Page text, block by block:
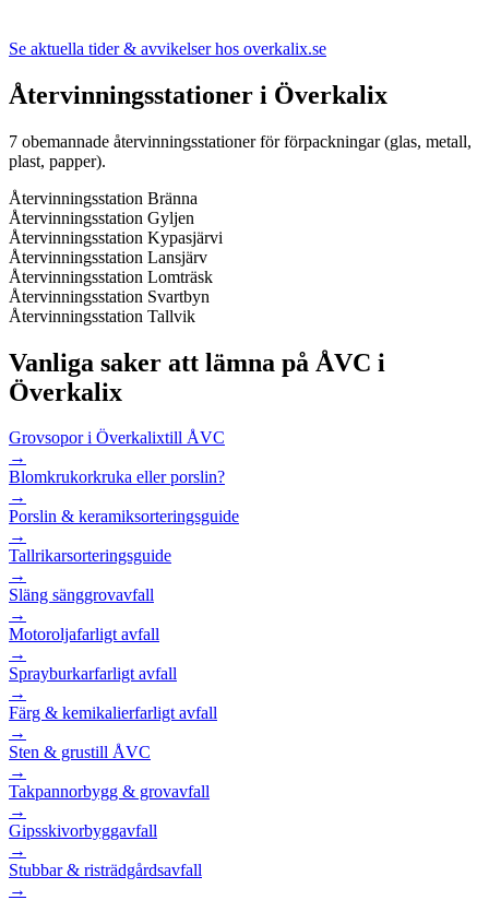
Se aktuella tider & avvikelser hos overkalix.se
Återvinningsstationer i Överkalix
7 obemannade återvinningsstationer för förpackningar (glas, metall,
plast, papper).
Återvinningsstation Bränna
Återvinningsstation Gyljen
Återvinningsstation Kypasjärvi
Återvinningsstation Lansjärv
Återvinningsstation Lomträsk
Återvinningsstation Svartbyn
Återvinningsstation Tallvik
Vanliga saker att lämna på ÅVC i
Överkalix
Grovsopor i Överkalixtill ÅVC
→
Blomkrukorkruka eller porslin?
→
Porslin & keramiksorteringsguide
→
Tallrikarsorteringsguide
→
Släng sänggrovavfall
→
Motoroljafarligt avfall
→
Sprayburkarfarligt avfall
→
Färg & kemikalierfarligt avfall
→
Sten & grustill ÅVC
→
Takpannorbygg & grovavfall
→
Gipsskivorbyggavfall
→
Stubbar & risträdgårdsavfall
→